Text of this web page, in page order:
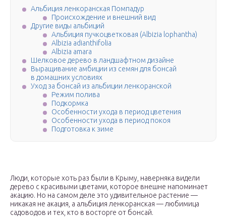
Альбиция ленкоранская Помпадур
Происхождение и внешний вид
Другие виды альбиций
Альбиция пучкоцветковая (Albizia lophantha)
Albizia adianthifolia
Albizia amara
Шелковое дерево в ландшафтном дизайне
Выращивание амбиции из семян для бонсай
в домашних условиях
Уход за бонсай из альбиции ленкоранской
Режим полива
Подкормка
Особенности ухода в период цветения
Особенности ухода в период покоя
Подготовка к зиме
Люди, которые хоть раз были в Крыму, наверняка видели
дерево с красивыми цветами, которое внешне напоминает
акацию. Но на самом деле это удивительное растение —
никакая не акация, а альбиция ленкоранская — любимица
садоводов и тех, кто в восторге от бонсай.